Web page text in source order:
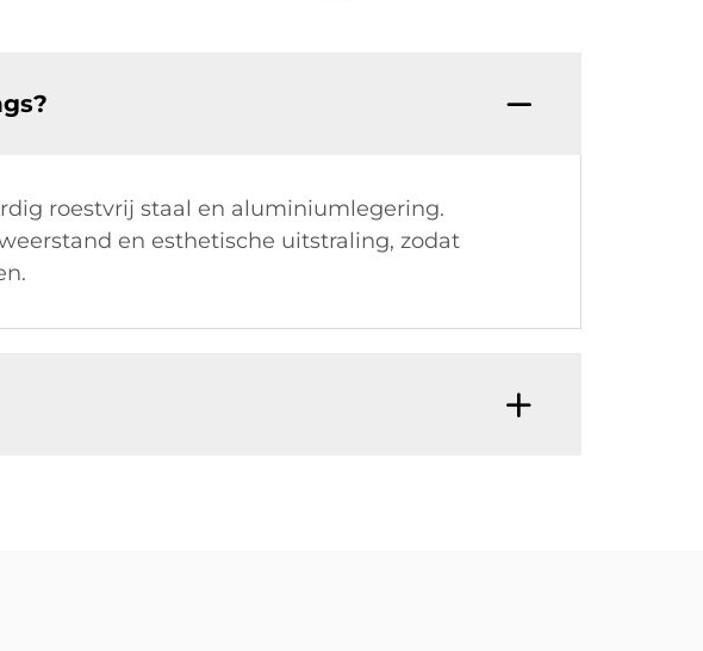
roestvrij staal en aluminiumlegering.
en esthetische uitstraling, zodat